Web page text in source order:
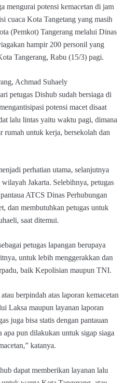
mengurai potensi kemacetan di jam
cuaca Kota Tangetang yang masih
(Pemkot) Tangerang melalui Dinas
hampir 200 personil yang
Tangerang, Rabu (15/3) pagi.
Achmad Suhaely
petugas Dishub sudah bersiaga di
potensi macet disaat
lalu lintas yaitu waktu pagi, dimana
rumah untuk kerja, bersekolah dan
perhatian utama, selanjutnya
Jakarta. Selebihnya, petugas
ATCS Dinas Perhubungan
dan membutuhkan petugas untuk
saat ditemui.
petugas lapangan berupaya
untuk lebih menggerakkan dan
baik Kepolisian maupun TNI.
berpindah atas laporan kemacetan
Laksa maupun layanan laporan
juga bisa statis dengan pantauan
apa pun dilakukan untuk sigap siaga
katanya.
dapat memberikan layanan lalu